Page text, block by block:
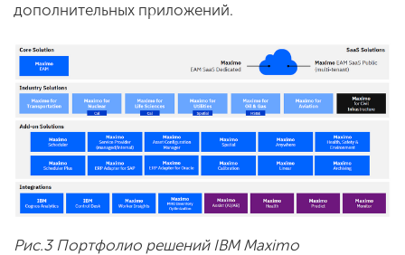
дополнительных приложений.
Рис.3 Портфолио решений IBM Maximo